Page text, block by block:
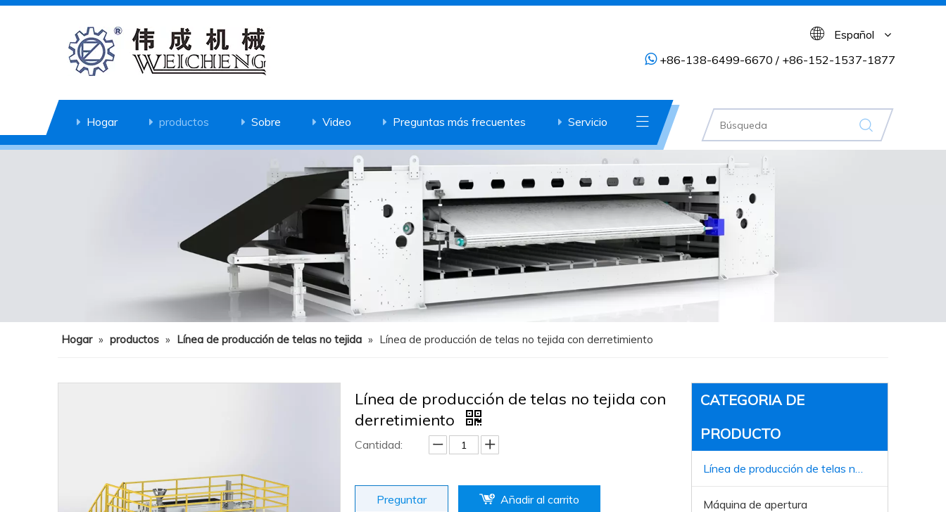
Español
+86-138-6499-6670 / +86-152-1537-1877
Hogar productos Sobre Video Preguntas más frecuentes Servicio
Hogar » productos » Línea de producción de telas no tejida » Línea de producción de telas no tejida con derretimiento
Línea de producción de telas no tejida con
derretimiento
Cantidad:
Preguntar Añadir al carrito
CATEGORIA DE
PRODUCTO
Línea de producción de telas no tejida
Máquina de apertura